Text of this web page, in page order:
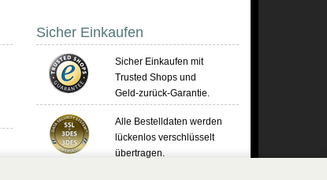
Sicher Einkaufen
Sicher Einkaufen mit
Trusted Shops und
Geld-zurück-Garantie.
Alle Bestelldaten werden
lückenlos verschlüsselt
übertragen.